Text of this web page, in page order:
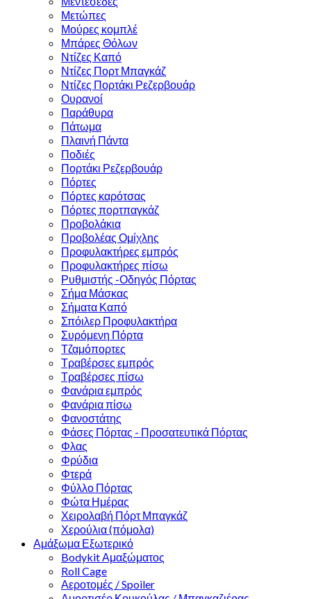
Μετώπες
Μούρες κομπλέ
Μπάρες Θόλων
Ντίζες Καπό
Ντίζες Πορτ Μπαγκάζ
Ντίζες Πορτάκι Ρεζερβουάρ
Ουρανοί
Παράθυρα
Πάτωμα
Πλαινή Πάντα
Ποδιές
Πορτάκι Ρεζερβουάρ
Πόρτες
Πόρτες καρότσας
Πόρτες πορτπαγκάζ
Προβολάκια
Προβολέας Ομίχλης
Προφυλακτήρες εμπρός
Προφυλακτήρες πίσω
Ρυθμιστής -Οδηγός Πόρτας
Σήμα Μάσκας
Σήματα Καπό
Σπόιλερ Προφυλακτήρα
Συρόμενη Πόρτα
Τζαμόπορτες
Τραβέρσες εμπρός
Τραβέρσες πίσω
Φανάρια εμπρός
Φανάρια πίσω
Φανοστάτης
Φάσες Πόρτας - Προσατευτικά Πόρτας
Φλας
Φρύδια
Φτερά
Φύλλο Πόρτας
Φώτα Ημέρας
Χειρολαβή Πόρτ Μπαγκάζ
Χερούλια (πόμολα)
Αμάξωμα Εξωτερικό
Bodykit Αμαξώματος
Roll Cage
Αεροτομές / Spoiler